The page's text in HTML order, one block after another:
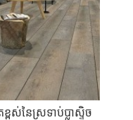
ស់នៃស្រទាប់ប្លាស្ទិច